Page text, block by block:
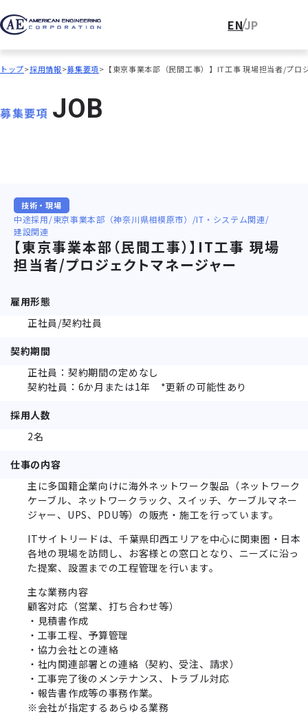
ENJP
トップ 採用情報 募集要項 【東京事業本部（民間工事）】IT工事 現場担当者/プロ
募集要項 JOB
技術・現場
中途採用 東京事業本部（神奈川県相模原市）
IT・システム関連
建設関連
【東京事業本部（民間工事）】IT工事 現場
担当者/プロジェクトマネージャー
雇用形態
正社員/契約社員
契約期間
正社員：契約期間の定めなし
契約社員：6か月または1年 *更新の可能性あり
採用人数
2名
仕事の内容
主に多国籍企業向けに海外ネットワーク製品（ネットワーク
ケーブル、ネットワークラック、スイッチ、ケーブルマネー
ジャー、UPS、PDU等）の販売・施工を行っています。
ITサイトリードは、千葉県印西エリアを中心に関東圏・日本
各地の現場を訪問し、お客様との窓口となり、ニーズに沿っ
た提案、設置までの工程管理を行います。
主な業務内容
顧客対応（営業、打ち合わせ等）
・見積書作成
・工事工程、予算管理
・協力会社との連絡
・社内関連部署との連絡（契約、受注、請求）
・工事完了後のメンテナンス、トラブル対応
・報告書作成等の事務作業。
※会社が指定するあらゆる業務